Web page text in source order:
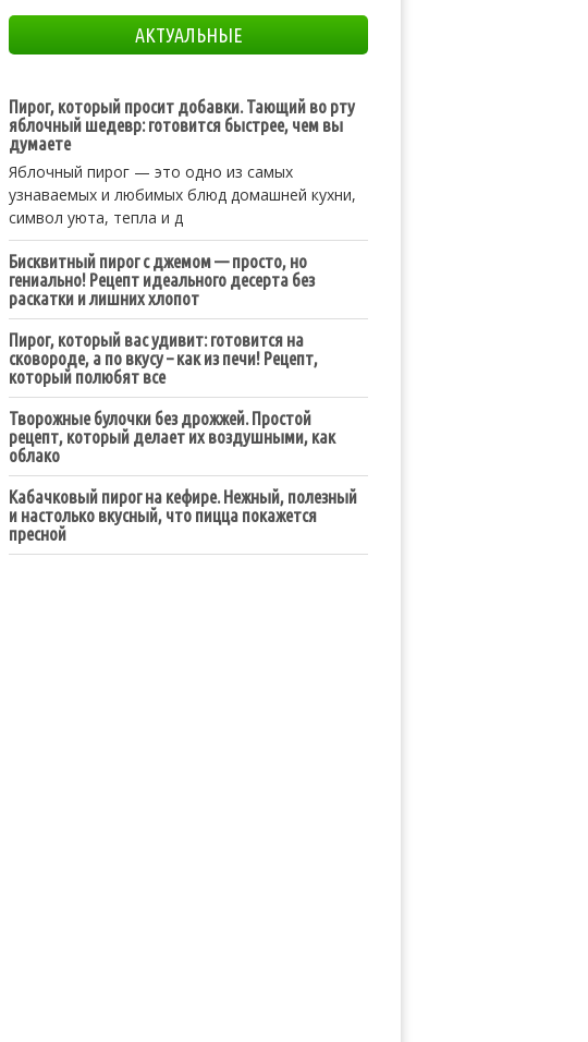
АКТУАЛЬНЫЕ
Пирог, который просит добавки. Тающий во рту
яблочный шедевр: готовится быстрее, чем вы
думаете
Яблочный пирог — это одно из самых
узнаваемых и любимых блюд домашней кухни,
символ уюта, тепла и д
Бисквитный пирог с джемом — просто, но
гениально! Рецепт идеального десерта без
раскатки и лишних хлопот
Пирог, который вас удивит: готовится на
сковороде, а по вкусу – как из печи! Рецепт,
который полюбят все
Творожные булочки без дрожжей. Простой
рецепт, который делает их воздушными, как
облако
Кабачковый пирог на кефире. Нежный, полезный
и настолько вкусный, что пицца покажется
пресной